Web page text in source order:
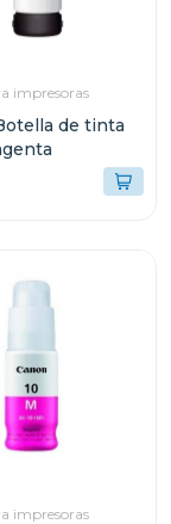
impresoras
de tinta
impresoras